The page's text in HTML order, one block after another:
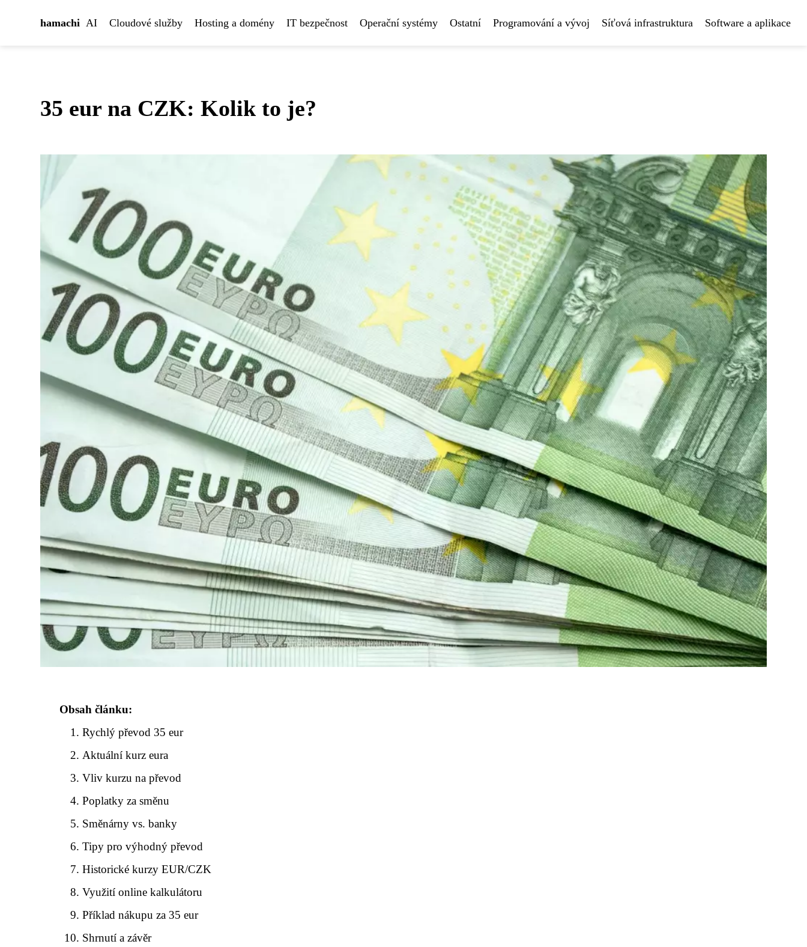
hamachi AI Cloudové služby Hosting a domény IT bezpečnost Operační systémy Ostatní Programování a vývoj Síťová infrastruktura Software a aplikace
35 eur na CZK: Kolik to je?
Obsah článku:
Rychlý převod 35 eur
Aktuální kurz eura
Vliv kurzu na převod
Poplatky za směnu
Směnárny vs. banky
Tipy pro výhodný převod
Historické kurzy EUR/CZK
Využití online kalkulátoru
Příklad nákupu za 35 eur
Shrnutí a závěr